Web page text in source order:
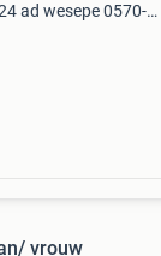
ad wesepe 0570-
vrouw